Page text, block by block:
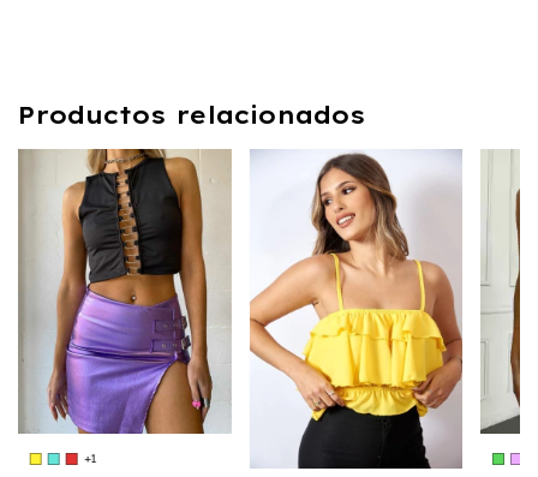
Productos relacionados
+1